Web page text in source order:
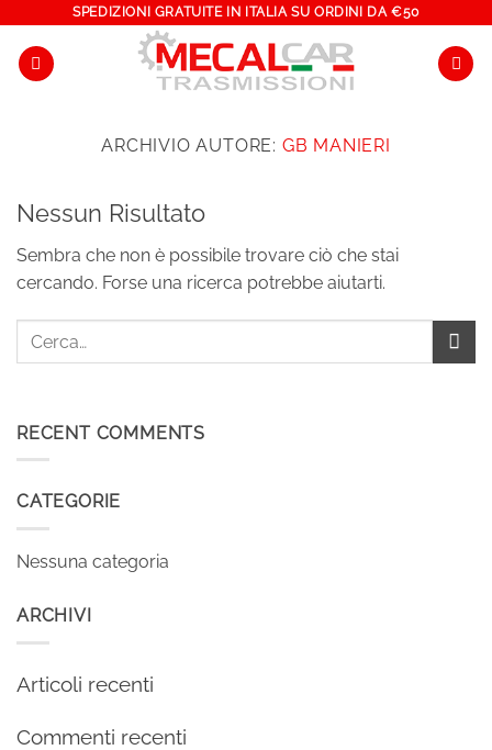
contenuti
SPEDIZIONI GRATUITE IN ITALIA SU ORDINI DA €50
ARCHIVIO AUTORE: GB MANIERI
Nessun Risultato
Sembra che non è possibile trovare ciò che stai
cercando. Forse una ricerca potrebbe aiutarti.
RECENT COMMENTS
CATEGORIE
Nessuna categoria
ARCHIVI
Articoli recenti
Commenti recenti